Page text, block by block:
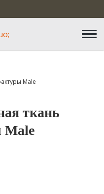
Male
ткань
Male